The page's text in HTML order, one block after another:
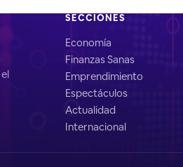
SECCIONES
Economía
Finanzas Sanas
Emprendimiento
Espectáculos
Actualidad
Internacional